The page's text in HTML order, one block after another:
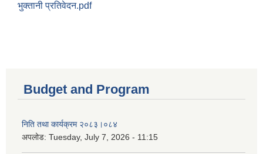
भुक्तानी प्रतिवेदन.pdf
Budget and Program
निति तथा कार्यक्रम २०८३।०८४
अपलोड: Tuesday, July 7, 2026 - 11:15